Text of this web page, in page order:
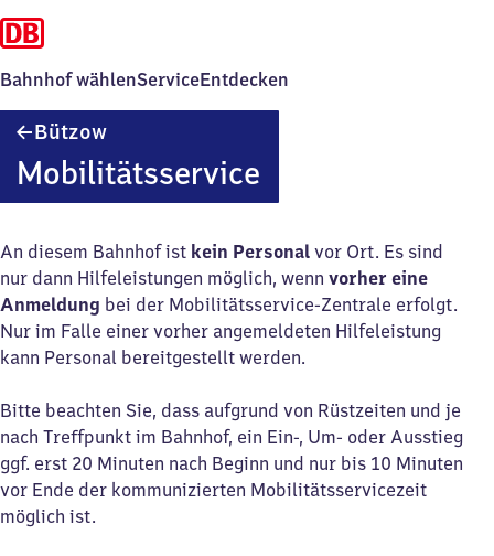
Bahnhof wählenServiceEntdecken
Bützow
Mobilitätsservice
An diesem Bahnhof ist kein Personal vor Ort. Es sind
nur dann Hilfeleistungen möglich, wenn vorher eine
Anmeldung bei der Mobilitätsservice-Zentrale erfolgt.
Nur im Falle einer vorher angemeldeten Hilfeleistung
kann Personal bereitgestellt werden.
Bitte beachten Sie, dass aufgrund von Rüstzeiten und je
nach Treffpunkt im Bahnhof, ein Ein-, Um- oder Ausstieg
ggf. erst 20 Minuten nach Beginn und nur bis 10 Minuten
vor Ende der kommunizierten Mobilitätsservicezeit
möglich ist.